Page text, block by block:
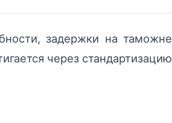
задержки на таможне
через стандартизацию